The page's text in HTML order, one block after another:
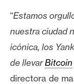
i
d
a
“Estamos
nuestra ciudad
icónica, los
de llevarBitcoin
directora de